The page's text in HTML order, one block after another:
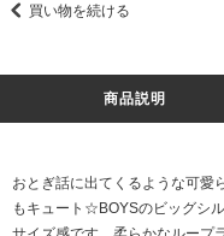
買い物を続ける
商品説明
おとぎ話に出てくるような可愛
もキュート☆BOYSのビッグシ